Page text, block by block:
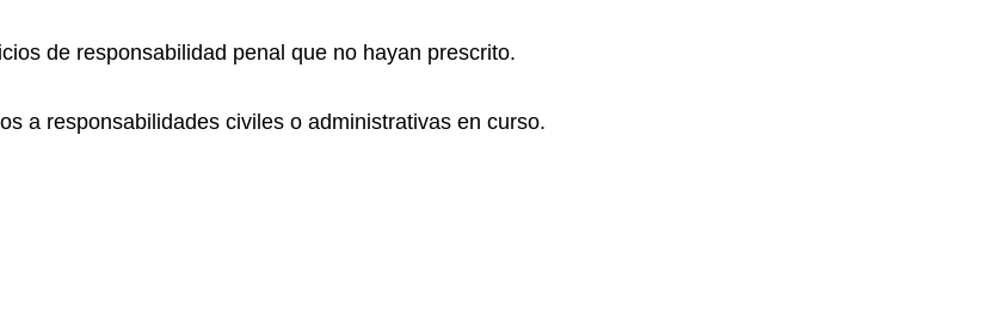
de responsabilidad penal que no hayan prescrito.
a responsabilidades civiles o administrativas en curso.